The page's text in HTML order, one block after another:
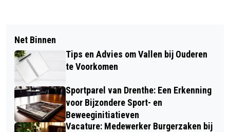
Net Binnen
Tips en Advies om Vallen bij Ouderen
te Voorkomen
Sportparel van Drenthe: Een Erkenning
voor Bijzondere Sport- en
Beweeginitiatieven
Vacature: Medewerker Burgerzaken bij